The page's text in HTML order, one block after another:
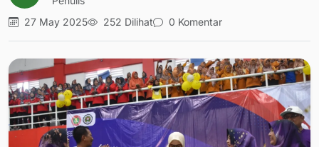
27 May 2025
252 Dilihat 0 Komentar